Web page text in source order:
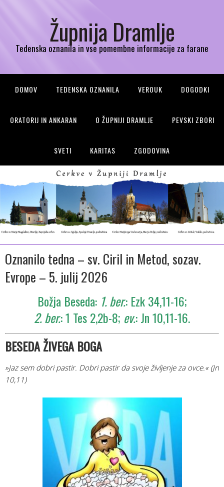
Župnija Dramlje
Tedenska oznanila in vse pomembne informacije za farane
DOMOV TEDENSKA OZNANILA VEROUK DOGODKI
ORATORIJ IN ANKARAN O ŽUPNIJI DRAMLJE PEVSKI ZBORI
SVETI KARITAS ZGODOVINA
Oznanilo tedna – sv. Ciril in Metod, sozav.
Evrope – 5. julij 2026
Božja Beseda: 1. ber.: Ezk 34,11-16;
2. ber.: 1 Tes 2,2b-8; ev.: Jn 10,11-16.
BESEDA ŽIVEGA BOGA
»Jaz sem dobri pastir. Dobri pastir da svoje življenje za ovce.« (Jn
10,11)